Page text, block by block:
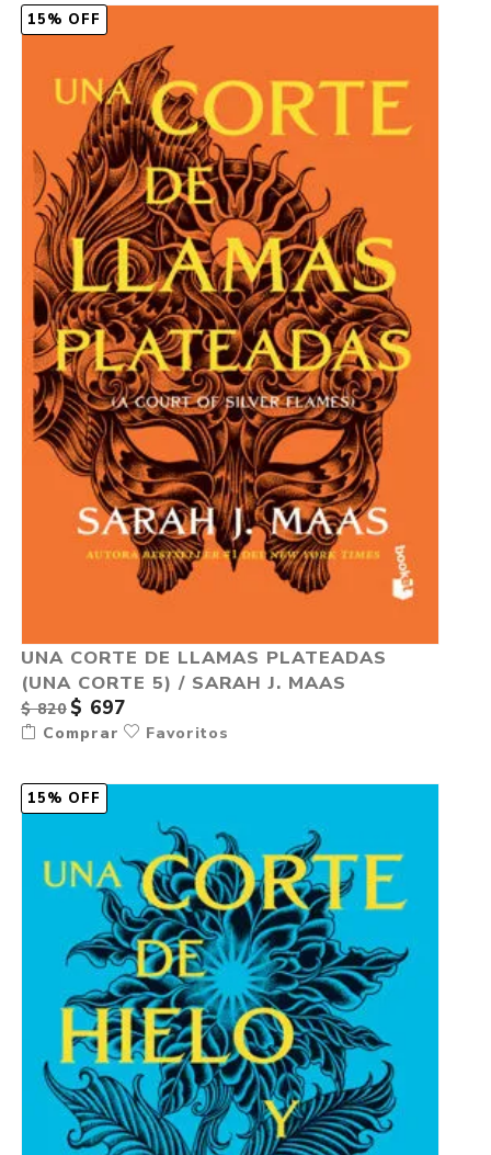
15% OFF
UNA CORTE DE LLAMAS PLATEADAS
(UNA CORTE 5) / SARAH J. MAAS
$ 820 $ 697
Comprar Favoritos
15% OFF